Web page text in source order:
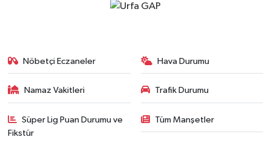
Nöbetçi Eczaneler Hava Durumu
Namaz Vakitleri Trafik Durumu
Süper Lig Puan Durumu ve
Fikstür
Tüm Manşetler